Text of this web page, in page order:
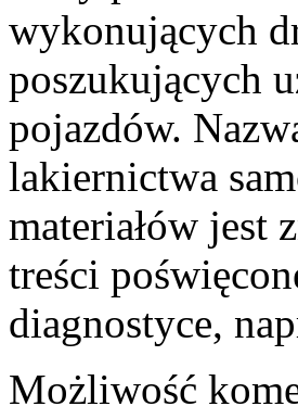
wykonujących
poszukujących
pojazdów.
lakiernictwa
materiałów jest
treści
diagnostyce,
Możliwość